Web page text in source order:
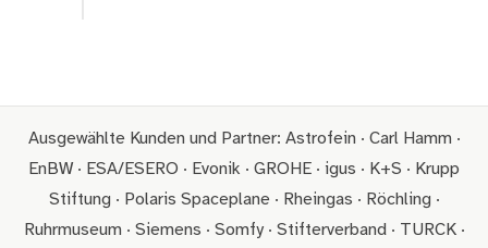
Ausgewählte Kunden und Partner: Astrofein · Carl Hamm ·
EnBW · ESA/ESERO · Evonik · GROHE · igus · K+S · Krupp
Stiftung · Polaris Spaceplane · Rheingas · Röchling ·
Ruhrmuseum · Siemens · Somfy · Stifterverband · TURCK ·